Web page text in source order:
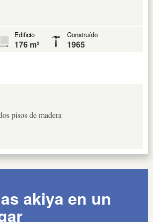
Edificio
176 m²
Construído
1965
pisos de madera
akiya en un